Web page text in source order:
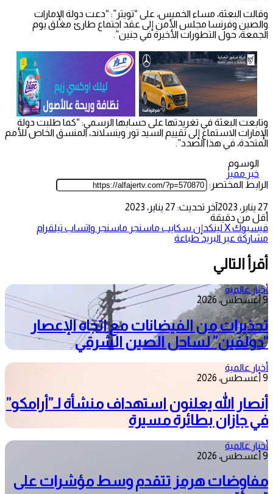
وقالت البعثة، مساء الخميس، على “تويتر”: “دعت دولة الإمارات
والصين وفرنسا مجلس الأمن إلى عقد اجتماع طارئ مغلق يوم
الجمعة، حول التطورات الأخيرة في جنين”.
وتابعت البعثة في تغريدتها على حسابها الرسمي: “كما طلبت دولة
الإمارات الاستماع إلى تقييم السيد تور وينسلاند، المنسق الخاص للأمم
المتحدة، في هذا الصدد”.
الوسوم
خبر مميز
الرابط المختصر:
27 يناير، 2023
آخر تحديث: 27 يناير، 2023
أقل من دقيقة
فيسبوك‫Xلينكدإن سكايب ماسنجر ماسنجر واتساب تيلقرام
مشاركة عبر البريد طباعة
أقرأ التالي
أخبار عالمية
9 أغسطس، 2026
تحذيرات من الفيضانات مع اتجاه الإعصار
“دولفين” لساحل الصين الشرقي
أخبار عالمية
9 أغسطس، 2026
أنصار الله يعلنون استهداف منشأة لـ”أرامكو”
في جازان بطائرة مسيرة
أخبار عالمية
9 أغسطس، 2026
مفاوضات هرمز تتقدم وسط مؤشرات على